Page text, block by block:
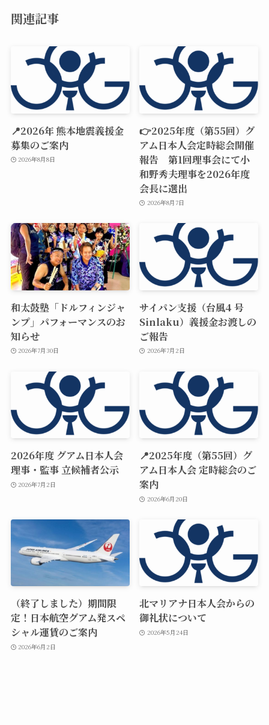
関連記事
📍2026年 熊本地震義援金
募集のご案内
2026年8月8日
👉2025年度（第55回）グ
アム日本人会定時総会開催
報告 第1回理事会にて小
和野秀夫理事を2026年度
会長に選出
2026年8月7日
和太鼓塾「ドルフィンジャ
ンプ」パフォーマンスのお
知らせ
2026年7月30日
サイパン支援（台風4 号
Sinlaku）義援金お渡しの
ご報告
2026年7月2日
2026年度 グアム日本人会
理事・監事 立候補者公示
2026年7月2日
📍2025年度（第55回）グ
アム日本人会 定時総会のご
案内
2026年6月20日
（終了しました）期間限
定！日本航空グアム発スペ
シャル運賃のご案内
2026年6月2日
北マリアナ日本人会からの
御礼状について
2026年5月24日